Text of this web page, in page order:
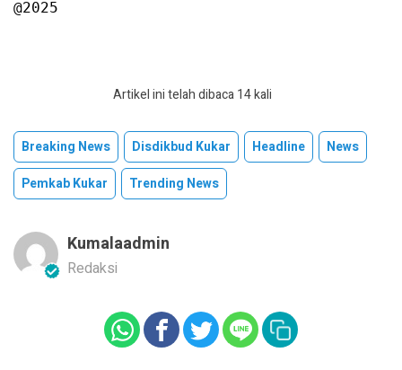
@2025
Artikel ini telah dibaca 14 kali
Breaking News Disdikbud Kukar Headline
News
Pemkab Kukar
Trending News
Kumalaadmin
Redaksi